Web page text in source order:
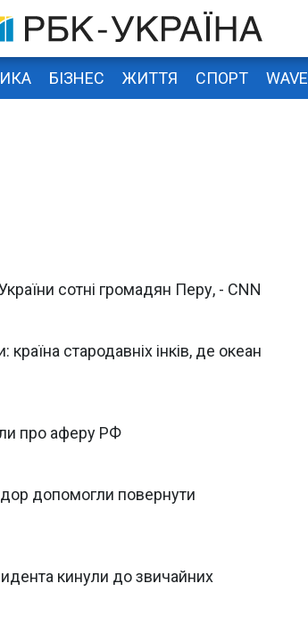
БІЗНЕС ЖИТТЯ СПОРТ WAVE
сотні громадян Перу, - CNN
стародавніх інків, де океан
про аферу РФ
допомогли повернути
кинули до звичайних